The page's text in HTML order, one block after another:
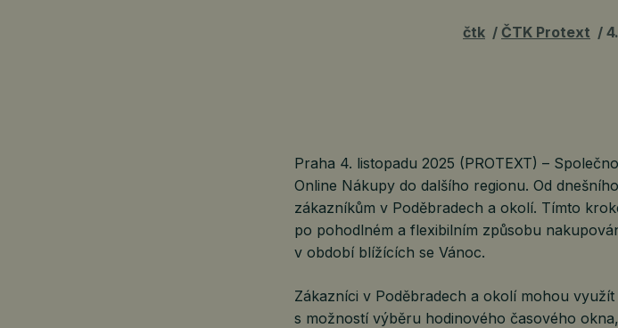
čtk ČTK Protext
Praha 4. listopadu 2025 (PROTEXT) –
Online Nákupy do dalšího regionu. Od
zákazníkům v Poděbradech a okolí. Tímto
po pohodlném a flexibilním způsobu
v období blížících se Vánoc.
Zákazníci v Poděbradech a okolí mohou
s možností výběru hodinového časového